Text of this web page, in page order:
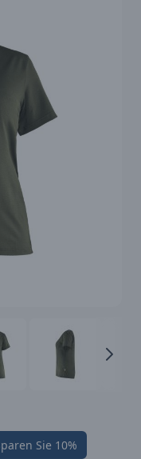
Sie 10%